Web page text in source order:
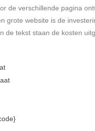
de verschillende pagina
grote website is de
de tekst staan de kosten